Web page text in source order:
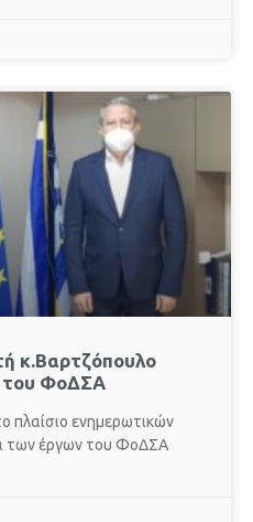
κ.Βαρτζόπουλο
του ΦοΔΣΑ
πλαίσιο ενημερωτικών
των έργων του ΦοΔΣΑ